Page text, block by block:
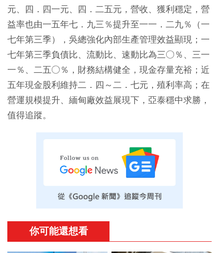
元、四．四一元、四．二五元，營收、獲利穩定，營
益率也由一五年七．九三％提升至一一．二九％（一
七年第三季），吳總強化內部生產管理效益顯現；一
七年第三季負債比、流動比、速動比為三○％、三一
一％、二五○％，財務結構健全，現金存量充裕；近
五年現金股利維持二．四～二．七元，殖利率高；在
營運規模提升、緬甸廠效益展現下，亞泰穩中求勝，
值得追蹤。